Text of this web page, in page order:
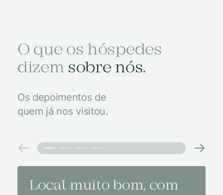
O que os hóspedes
dizem sobre nós.
Os depoimentos de
quem já nos visitou.
Local muito bom, com